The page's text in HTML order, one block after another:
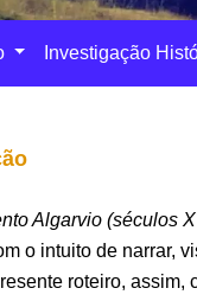
Investigação
Algarvio (séculos
o intuito de narrar,
roteiro,